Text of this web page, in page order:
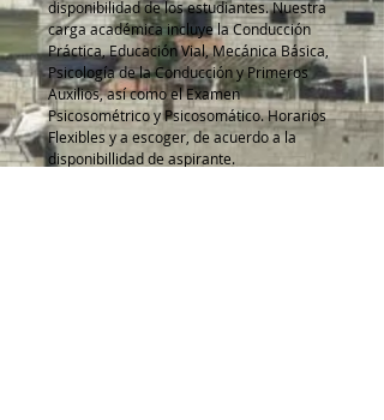
disponibilidad de los estudiantes. Nuestra
carga académica incluye la Conducción
Práctica, Educación Vial, Mecánica Básica,
Psicología de la Conducción y Primeros
Auxilios, así como el Examen
Psicosométrico y Psicosomático. Horarios
Flexibles y a escoger, de acuerdo a la
disponibillidad de aspirante.